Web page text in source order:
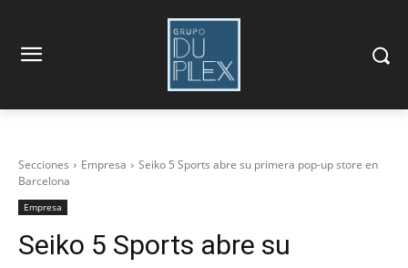
Secciones Empresa
Seiko 5 Sports abre su primera pop-up store en
Barcelona
Empresa
Seiko 5 Sports abre su